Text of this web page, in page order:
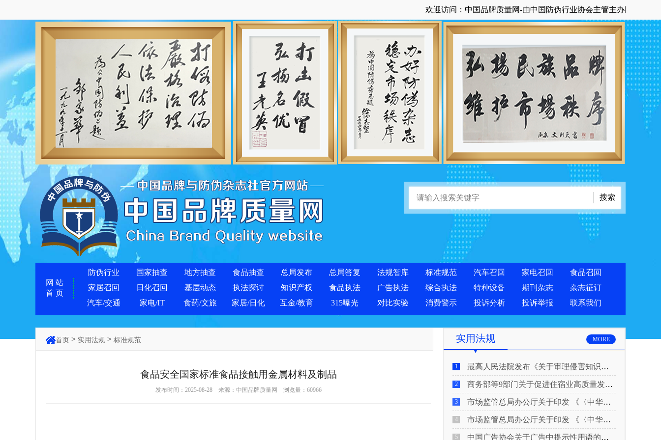
欢迎访问：中国品牌质量网-由中国防伪行业协会主管主办国家级中央在
网 站
首 页
防伪行业 国家抽查 地方抽查 食品抽查 总局发布 总局答复 法规智库 标准规范 汽车召回 家电召回
食品召回
家居召回
日化召回 基层动态 执法探讨 知识产权 食品执法 广告执法 综合执法 特种设备 期刊杂志
杂志征订
汽车/交通
家电/IT 食药/文旅 家居/日化 互金/教育 315曝光 对比实验 消费警示 投诉分析 投诉举报 联系我们
首页 > 实用法规 > 标准规范
食品安全国家标准食品接触用金属材料及制品
发布时间：2025-08-28 来源： 中国品牌质量网 浏览量： 60966
实用法规 MORE
1 最高人民法院发布《关于审理侵害知识产权民事纠纷案件适用惩罚性赔偿的解释》
2 商务部等9部门关于促进住宿业高质量发展的指导意见
3 市场监管总局办公厅关于印发 《〈中华人民共和国广告法〉适用问题 执法指南（二）》的通知
4 市场监管总局办公厅关于印发 《〈中华人民共和国广告法〉适用问题 执法指南（一）》的通知
5 中国广告协会关于广告中提示性用语的合规风险提示